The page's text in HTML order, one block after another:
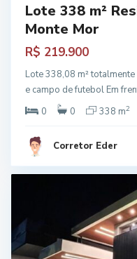
Lote 338 m²
Monte Mor
R$ 219.900
Lote 338,08 m²
e campo de futebol Em
0
0 338 m2
Corretor Eder